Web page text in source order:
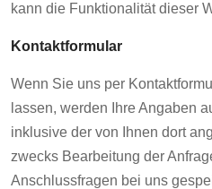
kann die Funktionalität dieser
Kontaktformular
Wenn Sie uns per
lassen, werden Ihre Angaben
inklusive der von Ihnen dort
zwecks Bearbeitung der
Anschlussfragen bei uns